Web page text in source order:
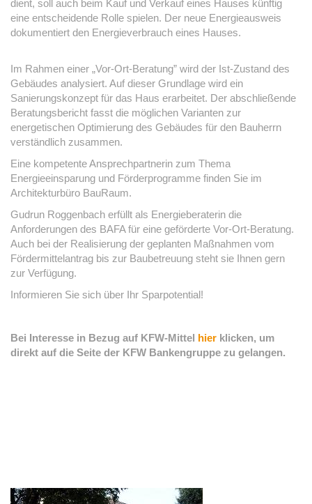
dient, soll auch beim Kauf und Verkauf eines Hauses künftig
eine entscheidende Rolle spielen. Der neue Energieausweis
dokumentiert den Energieverbrauch eines Hauses.
Im Rahmen einer „Vor-Ort-Beratung” wird der Ist-Zustand des
Gebäudes analysiert. Auf dieser Grundlage wird ein
Sanierungskonzept für das Haus erarbeitet. Der abschließende
Beratungsbericht fasst die möglichen Varianten zur
energetischen Optimierung des Gebäudes für den Bauherrn
verständlich zusammen.
Eine kompetente Ansprechpartnerin zum Thema
Energieeinsparung und Förderprogramme finden Sie im
Architekturbüro BauRaum.
Gudrun Roggenbach erfüllt als Energieberaterin die
Anforderungen des BAFA für eine geförderte Vor-Ort-Beratung.
Auch bei der Realisierung der geplanten Maßnahmen vom
Fördermittelantrag bis zur Baubetreuung steht sie Ihnen gern
zur Verfügung.
Informieren Sie sich über Ihr Sparpotential!
Bei Interesse in Bezug auf KFW-Mittel hier klicken, um
direkt auf die Seite der KFW Bankengruppe zu gelangen.